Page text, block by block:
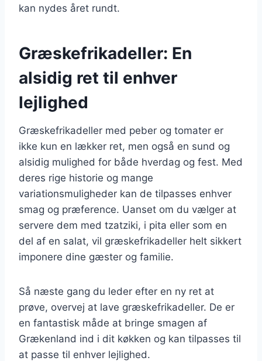
kan nydes året rundt.
Græskefrikadeller: En
alsidig ret til enhver
lejlighed
Græskefrikadeller med peber og tomater er
ikke kun en lækker ret, men også en sund og
alsidig mulighed for både hverdag og fest. Med
deres rige historie og mange
variationsmuligheder kan de tilpasses enhver
smag og præference. Uanset om du vælger at
servere dem med tzatziki, i pita eller som en
del af en salat, vil græskefrikadeller helt sikkert
imponere dine gæster og familie.
Så næste gang du leder efter en ny ret at
prøve, overvej at lave græskefrikadeller. De er
en fantastisk måde at bringe smagen af
Grækenland ind i dit køkken og kan tilpasses til
at passe til enhver lejlighed.